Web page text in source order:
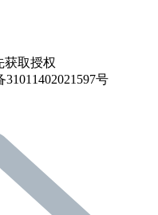
获取授权
31011402021597号